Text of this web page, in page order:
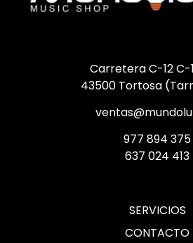
Carretera C-12 C-
43500 Tortosa
977 894 375
637 024 413
SERVICIOS
CONTACTO